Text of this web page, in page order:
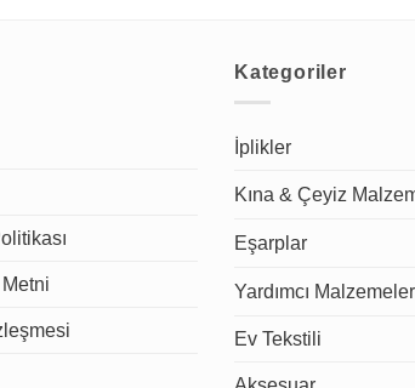
Kategoriler
İplikler
Kına & Çeyiz
Eşarplar
Yardımcı Malzemeler
Ev Tekstili